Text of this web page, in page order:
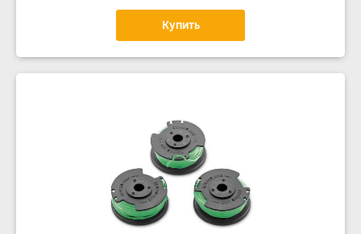
Купить